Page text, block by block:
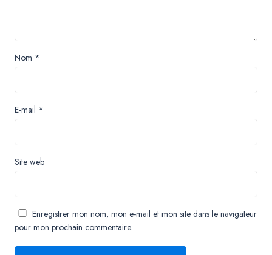
Nom *
E-mail *
Site web
Enregistrer mon nom, mon e-mail et mon site dans le navigateur
pour mon prochain commentaire.